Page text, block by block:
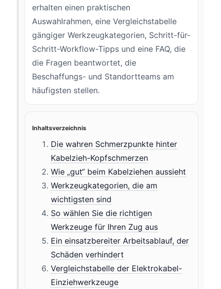
erhalten einen praktischen
Auswahlrahmen, eine Vergleichstabelle
gängiger Werkzeugkategorien, Schritt-für-
Schritt-Workflow-Tipps und eine FAQ, die
die Fragen beantwortet, die
Beschaffungs- und Standortteams am
häufigsten stellen.
Inhaltsverzeichnis
Die wahren Schmerzpunkte hinter
Kabelzieh-Kopfschmerzen
Wie „gut“ beim Kabelziehen aussieht
Werkzeugkategorien, die am
wichtigsten sind
So wählen Sie die richtigen
Werkzeuge für Ihren Zug aus
Ein einsatzbereiter Arbeitsablauf, der
Schäden verhindert
Vergleichstabelle der Elektrokabel-
Einziehwerkzeuge